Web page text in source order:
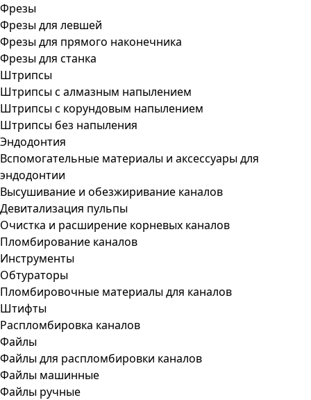
Фрезы
Фрезы для левшей
Фрезы для прямого наконечника
Фрезы для станка
Штрипсы
Штрипсы c алмазным напылением
Штрипсы c корундовым напылением
Штрипсы без напыления
Эндодонтия
Вспомогательные материалы и аксессуары для
эндодонтии
Высушивание и обезжиривание каналов
Девитализация пульпы
Очистка и расширение корневых каналов
Пломбирование каналов
Инструменты
Обтураторы
Пломбировочные материалы для каналов
Штифты
Распломбировка каналов
Файлы
Файлы для распломбировки каналов
Файлы машинные
Файлы ручные